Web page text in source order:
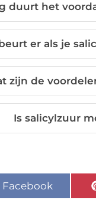
duurt het
er als je
zijn de
Is salicylzuur
Facebook